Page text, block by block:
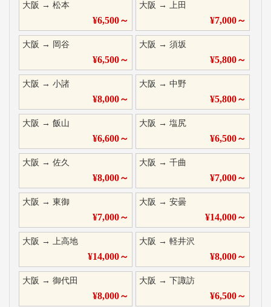
大阪 → 松本
¥6,500～
大阪 →上田
¥7,000～
大阪 → 岡谷
¥6,500～
大阪 →須坂
¥5,800～
大阪 → 小諸
¥8,000～
大阪 →中野
¥5,800～
大阪 → 飯山
¥6,600～
大阪 →塩尻
¥6,500～
大阪 → 佐久
¥8,000～
大阪 →千曲
¥7,000～
大阪 → 東御
¥7,000～
大阪 →安曇
¥14,000～
大阪 → 上高地
¥14,000～
大阪 →軽井沢
¥8,000～
大阪 → 御代田
¥8,000～
大阪 →下諏訪
¥6,500～